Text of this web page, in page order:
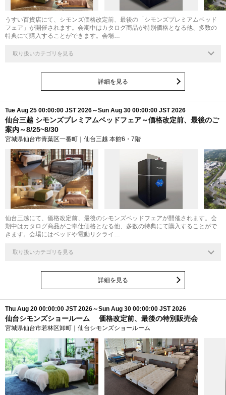
うすい百貨店にて、シモンズ価格改定前、最後の「シモンズプレミアムベッド
フェア」が開催されます。会期中はカタログ商品が特別価格となる他、多数の
特典にて購入することができます。会場…
取り扱いカテゴリを見る
詳細を見る
Tue Aug 25 00:00:00 JST 2026～Sun Aug 30 00:00:00 JST 2026
仙台三越 シモンズプレミアムベッドフェア～価格改定前、最後のご
案内～8/25~8/30
宮城県仙台市青葉区一番町｜仙台三越 本館6・7階
仙台三越にて、価格改定前、最後のシモンズベッドフェアが開催されます。会
期中はカタログ商品がご奉仕価格となる他、多数の特典にて購入することがで
きます。会場にはベッドや電動リクライ…
取り扱いカテゴリを見る
詳細を見る
Thu Aug 20 00:00:00 JST 2026～Sun Aug 30 00:00:00 JST 2026
仙台シモンズショールーム 価格改定前、最後の特別販売会
宮城県仙台市若林区卸町｜仙台シモンズショールーム